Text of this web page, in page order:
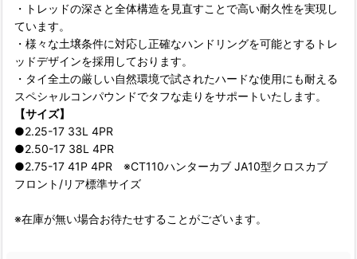
・トレッドの深さと全体構造を見直すことで高い耐久性を実現し
ています。
・様々な土壌条件に対応し正確なハンドリングを可能とするトレ
ッドデザインを採用しております。
・タイ全土の厳しい自然環境で試されたハードな使用にも耐える
スペシャルコンパウンドでタフな走りをサポートいたします。
【サイズ】
●2.25-17 33L 4PR
●2.50-17 38L 4PR
●2.75-17 41P 4PR ※CT110ハンターカブ JA10型クロスカブ
フロント/リア標準サイズ
※在庫が無い場合お待たせすることがございます。